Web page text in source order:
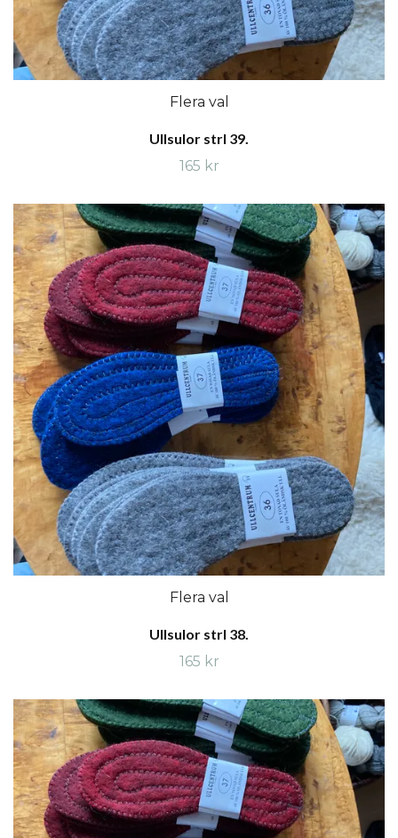
Flera val
Ullsulor strl 39.
165 kr
Flera val
Ullsulor strl 38.
165 kr